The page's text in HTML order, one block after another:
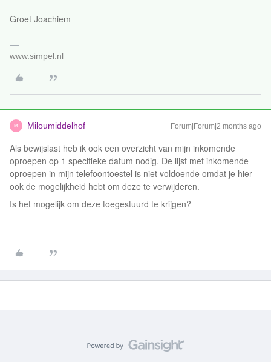
Groet Joachiem
www.simpel.nl
M Miloumiddelhof Forum|Forum|2 months ago
Als bewijslast heb ik ook een overzicht van mijn inkomende
oproepen op 1 specifieke datum nodig. De lijst met inkomende
oproepen in mijn telefoontoestel is niet voldoende omdat je hier
ook de mogelijkheid hebt om deze te verwijderen.
Is het mogelijk om deze toegestuurd te krijgen?